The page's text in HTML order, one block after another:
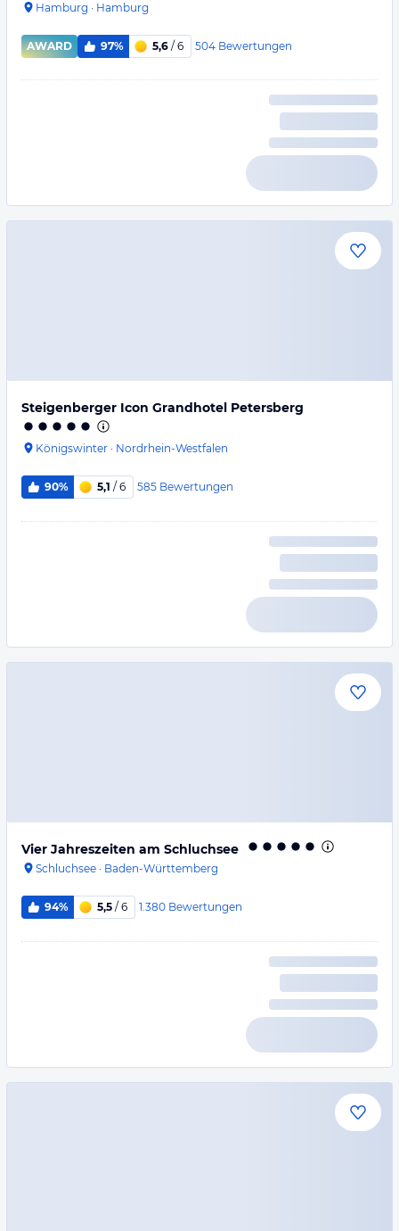
Hamburg · Hamburg
AWARD 97% 5,6 / 6 504 Bewertungen
Steigenberger Icon Grandhotel Petersberg
Königswinter · Nordrhein-Westfalen
90% 5,1 / 6 585 Bewertungen
Vier Jahreszeiten am Schluchsee
Schluchsee · Baden-Württemberg
94% 5,5 / 6 1.380 Bewertungen